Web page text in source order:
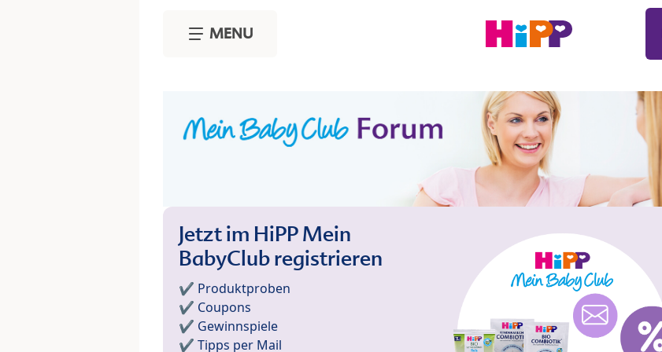
MENU
Jetzt im HiPP Mein
BabyClub registrieren
✔️ Produktproben
✔️ Coupons
✔️ Gewinnspiele
✔️ Tipps per Mail